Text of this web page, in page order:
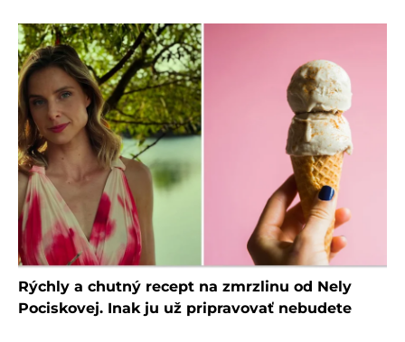
Rýchly a chutný recept na zmrzlinu od Nely
Pociskovej. Inak ju už pripravovať nebudete